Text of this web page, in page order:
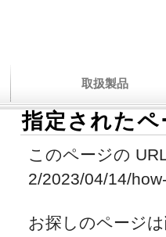
取扱製品
指定された
このページの
2/2023/04/14/
お探しのページ